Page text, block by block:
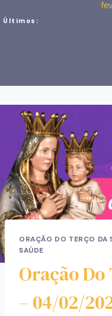
Últimos:
ORAÇÃO DO TERÇO DA
SAÚDE
Oração Do
– 04/02/